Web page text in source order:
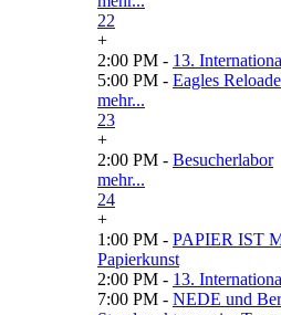
22
+
2:00 PM - 13.
5:00 PM - Eagles
mehr...
23
+
2:00 PM - Besucherlabor
mehr...
24
+
1:00 PM - PAPIER IST
Papierkunst
2:00 PM - 13.
7:00 PM - NEDE und